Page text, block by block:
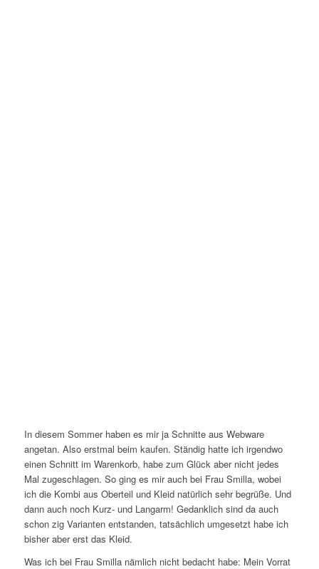
In diesem Sommer haben es mir ja Schnitte aus Webware
angetan. Also erstmal beim kaufen. Ständig hatte ich irgendwo
einen Schnitt im Warenkorb, habe zum Glück aber nicht jedes
Mal zugeschlagen. So ging es mir auch bei Frau Smilla, wobei
ich die Kombi aus Oberteil und Kleid natürlich sehr begrüße. Und
dann auch noch Kurz- und Langarm! Gedanklich sind da auch
schon zig Varianten entstanden, tatsächlich umgesetzt habe ich
bisher aber erst das Kleid.
Was ich bei Frau Smilla nämlich nicht bedacht habe: Mein Vorrat